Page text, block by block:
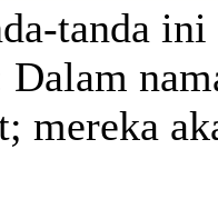
tanda
Dalam
mereka